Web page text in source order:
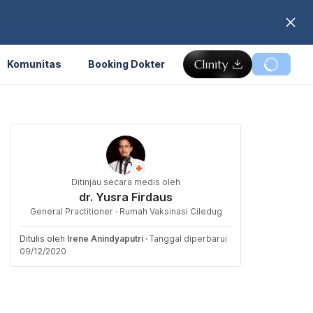
Komunitas Booking Dokter
Ditinjau secara medis oleh
dr. Yusra Firdaus
General Practitioner · Rumah Vaksinasi Ciledug
Ditulis oleh Irene Anindyaputri · Tanggal diperbarui
09/12/2020